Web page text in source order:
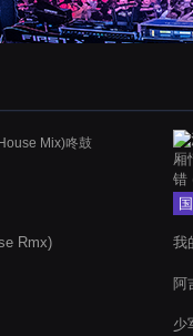
Mix)咚鼓
Rmx) 我
阿
少